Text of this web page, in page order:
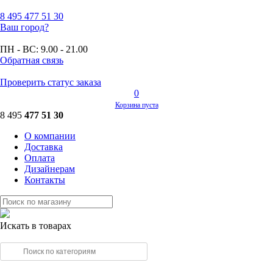
8 495 477 51 30
Ваш город?
ПН - ВС: 9.00 - 21.00
Обратная связь
Проверить статус заказа
0
Корзина пуста
8 495 477 51 30
О компании
Доставка
Оплата
Дизайнерам
Контакты
Искать в товарах